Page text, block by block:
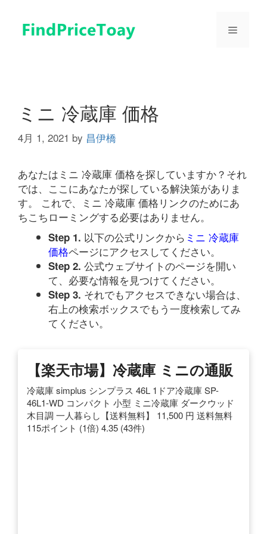
メ
ミニ 冷蔵庫 価格
4月 1, 2021 by 昌伊橋
あなたはミニ 冷蔵庫 価格を探していますか？それ
では、ここにあなたが探している解決策がありま
す。 これで、ミニ 冷蔵庫 価格リンクのためにあ
ちこちローミングする必要はありません。
Step 1. 以下の公式リンクから ミニ 冷蔵庫
価格ページにアクセスしてください。
Step 2. 公式ウェブサイトのページを開い
て、必要な情報を見つけてください。
Step 3. それでもアクセスできない場合は、
右上の検索ボックスでもう一度検索してみ
てください。
【楽天市場】冷蔵庫 ミニの通販
冷蔵庫 simplus シンプラス 46L 1ドア冷蔵庫 SP-
46L1-WD コンパクト 小型 ミニ冷蔵庫 ダークウッド
木目調 一人暮らし【送料無料】 11,500 円 送料無料
115ポイント (1倍) 4.35 (43件)